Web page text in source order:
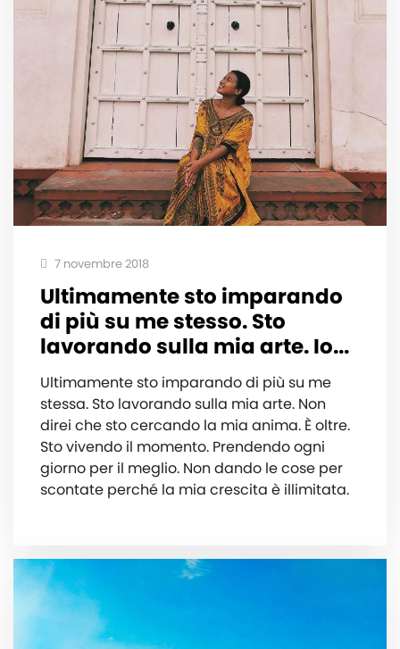
7 novembre 2018
Ultimamente sto imparando
di più su me stesso. Sto
lavorando sulla mia arte. Io...
Ultimamente sto imparando di più su me
stessa. Sto lavorando sulla mia arte. Non
direi che sto cercando la mia anima. È oltre.
Sto vivendo il momento. Prendendo ogni
giorno per il meglio. Non dando le cose per
scontate perché la mia crescita è illimitata.